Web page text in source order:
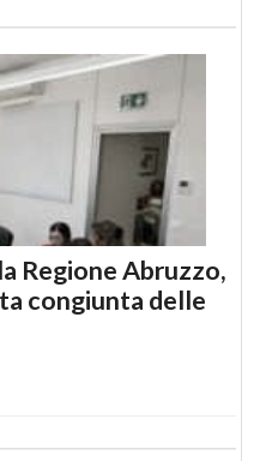
Regione Abruzzo,
congiunta delle